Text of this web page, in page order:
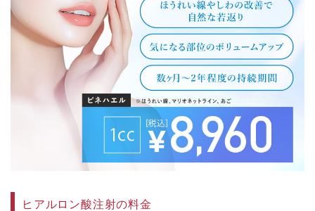
ヒアルロン酸注射の料金